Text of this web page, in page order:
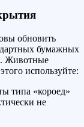
обновить
бумажных
Животные
используйте:
типа «короед»
не